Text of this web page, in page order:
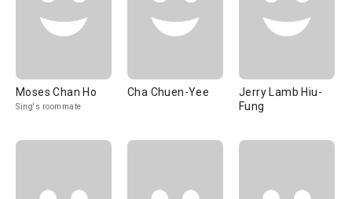
Moses Chan Ho
Sing's roommate
Cha Chuen-Yee
Jerry Lamb Hiu-
Fung